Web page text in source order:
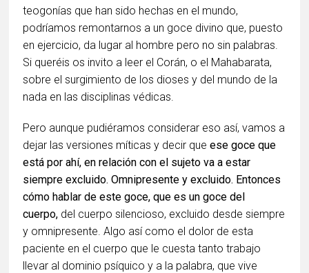
teogonías que han sido hechas en el mundo,
podríamos remontarnos a un goce divino que, puesto
en ejercicio, da lugar al hombre pero no sin palabras.
Si queréis os invito a leer el Corán, o el Mahabarata,
sobre el surgimiento de los dioses y del mundo de la
nada en las disciplinas védicas.
Pero aunque pudiéramos considerar eso así, vamos a
dejar las versiones míticas y decir queese goce que
está por ahí, en relación con el sujeto va a estar
siempre excluido. Omnipresente y excluido. Entonces
cómo hablar de este goce, que es un goce del
cuerpo, del cuerpo silencioso, excluido desde siempre
y omnipresente. Algo así como el dolor de esta
paciente en el cuerpo que le cuesta tanto trabajo
llevar al dominio psíquico y a la palabra, que vive